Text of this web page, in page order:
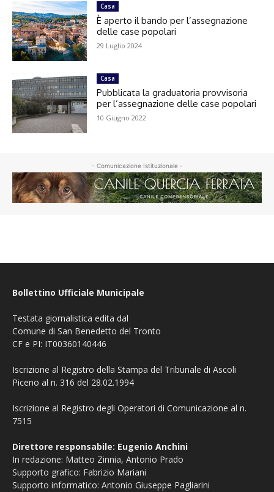
Casa
È aperto il bando per l’assegnazione
delle case popolari
29 Luglio 2024
Casa
Pubblicata la graduatoria provvisoria
per l’assegnazione delle case popolari
10 Giugno 2022
- Comunicazione Istituzionale -
Bollettino Ufficiale Municipale
Testata giornalistica edita dal
Comune di San Benedetto del Tronto
CF e PI: IT00360140446
Iscrizione al Registro della Stampa del Tribunale di Ascoli
Piceno al n. 316 del 28.02.1994
Iscrizione al Registro degli Operatori di Comunicazione al n.
7515
Direttore responsabile: Eugenio Anchini
In redazione: Matteo Zinnia, Antonio Prado
Supporto grafico: Fabrizio Mariani
Supporto informatico: Antonio Giuseppe Pagliarini